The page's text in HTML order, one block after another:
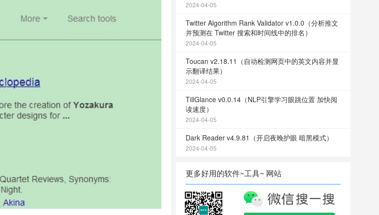
2024-04-05
Twitter Algorithm Rank Validator v1.0.0（分析推文
并预测在 Twitter 搜索和时间线中的排名）
2024-04-05
Toucan v2.18.11（自动检测网页中的英文内容并显
示翻译结果）
2024-04-05
TillGlance v0.0.14（NLP引擎学习眼跳位置 加快阅
读速度）
2024-04-05
Dark Reader v4.9.81（开启夜晚护眼 暗黑模式）
2024-04-05
更多好用的软件~工具~ 网站